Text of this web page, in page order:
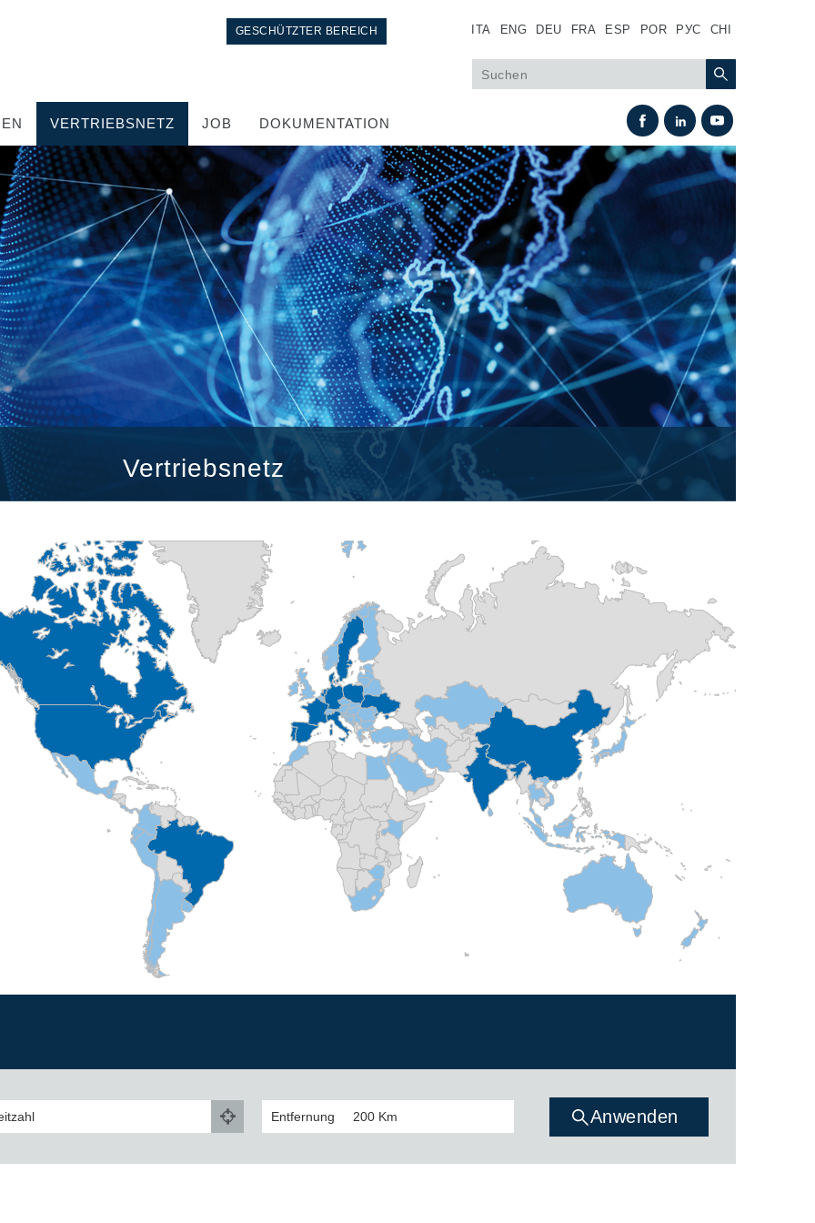
ITA ENG DEU FRA ESP POR РУС CHI
GESCHÜTZTER BEREICH
VERTRIEBSNETZ JOB DOKUMENTATION
Kontrolle
Integrierte Hydrauliksysteme
Steuergeräte
Cartridgeventile
Servosteuerungen
Elektronische Komponenten für Steuersysteme
Wärmeaustausch
Lüfter Steuerungssystem Fan Drive
Wärmetauscher
Vertriebsnetz
Entfernung